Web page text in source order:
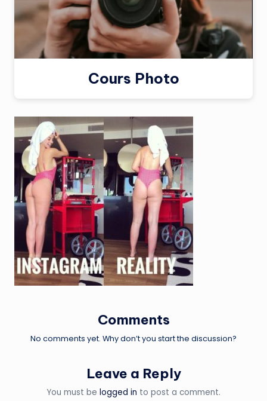
Cours Photo
Comments
No comments yet. Why don’t you start the discussion?
Leave a Reply
You must be logged in to post a comment.